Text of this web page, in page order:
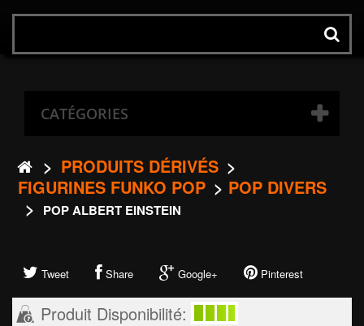
Rechercher
produit
CATÉGORIES
> PRODUITS DÉRIVÉS >
FIGURINES FUNKO POP > POP DIVERS
> POP ALBERT EINSTEIN
Tweet Share Google+ Pinterest
Produit Disponibilité: